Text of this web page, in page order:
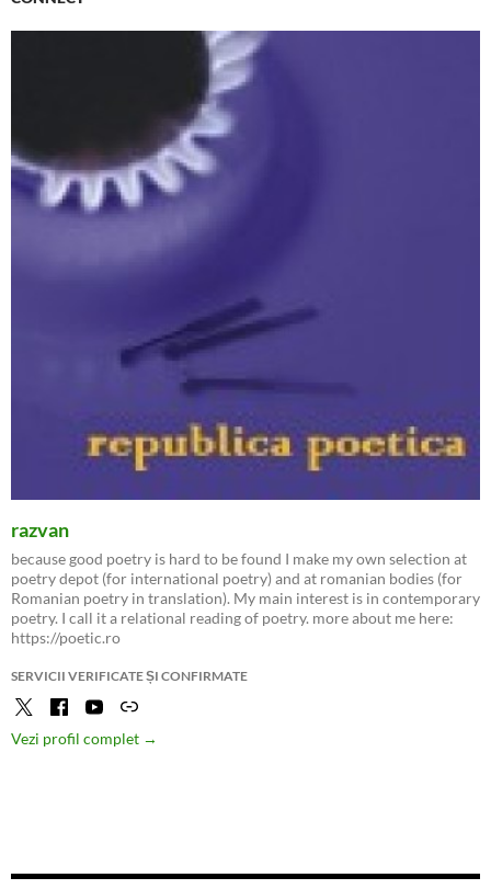
razvan
because good poetry is hard to be found I make my own selection at
poetry depot (for international poetry) and at romanian bodies (for
Romanian poetry in translation). My main interest is in contemporary
poetry. I call it a relational reading of poetry. more about me here:
https://poetic.ro
SERVICII VERIFICATE ȘI CONFIRMATE
Vezi profil complet →